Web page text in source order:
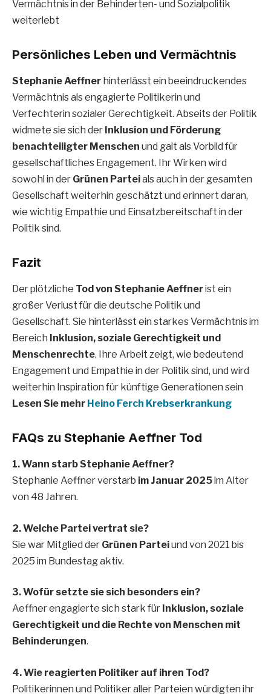
Vermächtnis in der Behinderten- und Sozialpolitik
weiterlebt
Persönliches Leben und Vermächtnis
Stephanie Aeffner hinterlässt ein beeindruckendes
Vermächtnis als engagierte Politikerin und
Verfechterin sozialer Gerechtigkeit. Abseits der Politik
widmete sie sich der Inklusion und Förderung
benachteiligter Menschen und galt als Vorbild für
gesellschaftliches Engagement. Ihr Wirken wird
sowohl in der Grünen Parteials auch in der gesamten
Gesellschaft weiterhin geschätzt und erinnert daran,
wie wichtig Empathie und Einsatzbereitschaft in der
Politik sind.
Fazit
Der plötzliche Tod von Stephanie Aeffnerist ein
großer Verlust für die deutsche Politik und
Gesellschaft. Sie hinterlässt ein starkes Vermächtnis im
Bereich Inklusion, soziale Gerechtigkeit und
Menschenrechte. Ihre Arbeit zeigt, wie bedeutend
Engagement und Empathie in der Politik sind, und wird
weiterhin Inspiration für künftige Generationen sein
Lesen Sie mehr Heino Ferch Krebserkrankung
FAQs zu Stephanie Aeffner Tod
1. Wann starb Stephanie Aeffner?
Stephanie Aeffner verstarb im Januar 2025im Alter
von 48 Jahren.
2. Welche Partei vertrat sie?
Sie war Mitglied der Grünen Parteiund von 2021 bis
2025 im Bundestag aktiv.
3. Wofür setzte sie sich besonders ein?
Aeffner engagierte sich stark für Inklusion, soziale
Gerechtigkeit und die Rechte von Menschen mit
Behinderungen.
4. Wie reagierten Politiker auf ihren Tod?
Politikerinnen und Politiker aller Parteien würdigten ihr